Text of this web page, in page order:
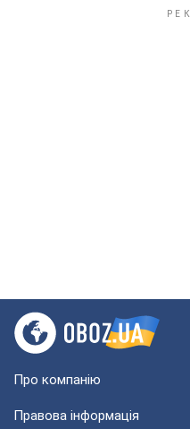
Про компанію
Правова інформація